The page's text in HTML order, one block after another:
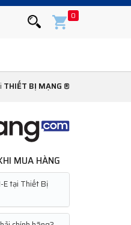
0
THIẾT BỊ MẠNG ®
MUA HÀNG
tại Thiết Bị